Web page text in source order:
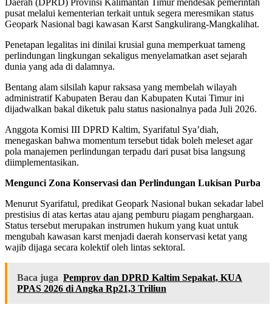
Daerah (DPRD) Provinsi Kalimantan Timur mendesak pemerintah
pusat melalui kementerian terkait untuk segera meresmikan status
Geopark Nasional bagi kawasan Karst Sangkulirang-Mangkalihat.
Penetapan legalitas ini dinilai krusial guna memperkuat tameng
perlindungan lingkungan sekaligus menyelamatkan aset sejarah
dunia yang ada di dalamnya.
Bentang alam silsilah kapur raksasa yang membelah wilayah
administratif Kabupaten Berau dan Kabupaten Kutai Timur ini
dijadwalkan bakal diketuk palu status nasionalnya pada Juli 2026.
Anggota Komisi III DPRD Kaltim, Syarifatul Sya’diah,
menegaskan bahwa momentum tersebut tidak boleh meleset agar
pola manajemen perlindungan terpadu dari pusat bisa langsung
diimplementasikan.
Mengunci Zona Konservasi dan Perlindungan Lukisan Purba
Menurut Syarifatul, predikat Geopark Nasional bukan sekadar label
prestisius di atas kertas atau ajang pemburu piagam penghargaan.
Status tersebut merupakan instrumen hukum yang kuat untuk
mengubah kawasan karst menjadi daerah konservasi ketat yang
wajib dijaga secara kolektif oleh lintas sektoral.
Baca juga Pemprov dan DPRD Kaltim Sepakat, KUA
PPAS 2026 di Angka Rp21,3 Triliun